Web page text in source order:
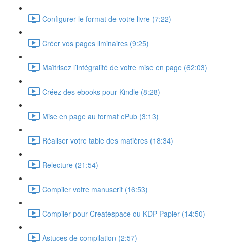
Configurer le format de votre livre (7:22)
Créer vos pages liminaires (9:25)
Maîtrisez l’intégralité de votre mise en page (62:03)
Créez des ebooks pour Kindle (8:28)
Mise en page au format ePub (3:13)
Réaliser votre table des matières (18:34)
Relecture (21:54)
Compiler votre manuscrit (16:53)
Compiler pour Createspace ou KDP Papier (14:50)
Astuces de compilation (2:57)